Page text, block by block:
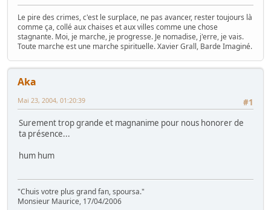
Le pire des crimes, c'est le surplace, ne pas avancer, rester toujours là
comme ça, collé aux chaises et aux villes comme une chose
stagnante. Moi, je marche, je progresse. Je nomadise, j'erre, je vais.
Toute marche est une marche spirituelle. Xavier Grall, Barde Imaginé.
Aka
#1
Mai 23, 2004, 01:20:39
Surement trop grande et magnanime pour nous honorer de
ta présence...
hum hum
"Chuis votre plus grand fan, spoursa."
Monsieur Maurice, 17/04/2006